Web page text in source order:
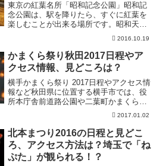
東京の紅葉名所「昭和記念公園」昭和記
念公園は、駅を降りたら、すぐに紅葉を
楽しむことが出来る場所です。昭和天皇
在位50年を記念して、「国民が自然浴豊
かな環境で心身を育むため」との理念で
作られました。広大な敷地内は、6つの入
り口に分かれており、...
2016.10.19
かまくら祭り秋田2017日程やア
クセス情報、見どころは？
横手かまくら祭り 2017日程やアクセス情
報など秋田県に位置する横手市では、役
所本庁舎前道路公園や二葉町かまくら通
り、よこてイーストなどで「横手の雪ま
つり かまくら」が開催されます。毎年
約100基のかまくらと無数のミニかまくら
が町を彩り、地...
2017.01.02
北本まつり2016の日程と見どこ
ろ、アクセス方法は？埼玉で「ね
ぷた」が観られる！？